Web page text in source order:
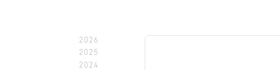
2026
2025
2024